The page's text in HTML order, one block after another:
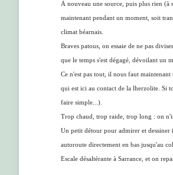
À nouveau une source, puis plus rien
maintenant pendant un moment, soit
climat béarnais.
Braves patous, on essaie de ne pas
que le temps s'est dégagé, dévoilant un
Ce n'est pas tout, il nous faut
qui est ici au contact de la lherzolite. Si
faire simple...).
Trop chaud, trop raide, trop long : on
Un petit détour pour admirer et dessiner
autoroute directement en bas jusqu'au col.
Escale désaltérante à Sarrance, et on